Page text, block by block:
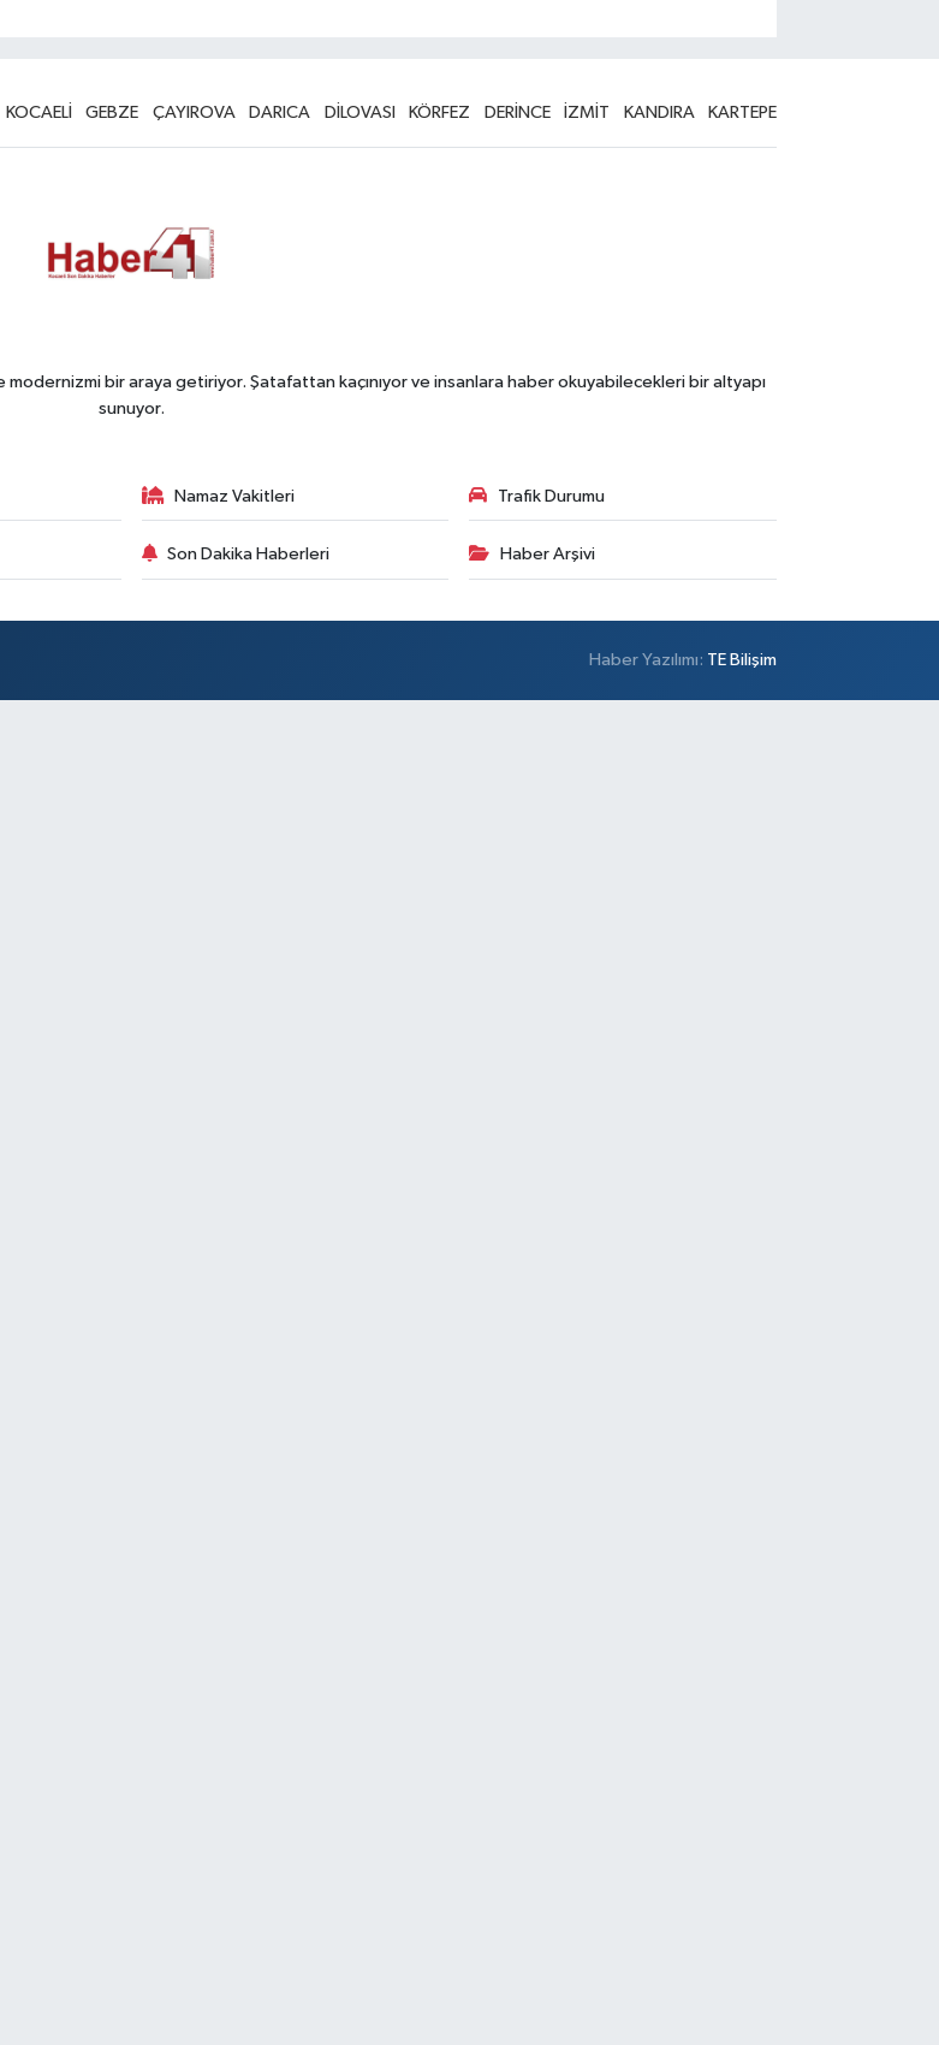
KOCAELİ GEBZE ÇAYIROVA DARICA DİLOVASI KÖRFEZ DERİNCE İZMİT KANDIRA KARTEPE
bir araya getiriyor. Şatafattan kaçınıyor ve insanlara haber okuyabilecekleri bir altyapı
sunuyor.
Namaz Vakitleri Trafik Durumu
Son Dakika Haberleri Haber Arşivi
Haber Yazılımı: TE Bilişim